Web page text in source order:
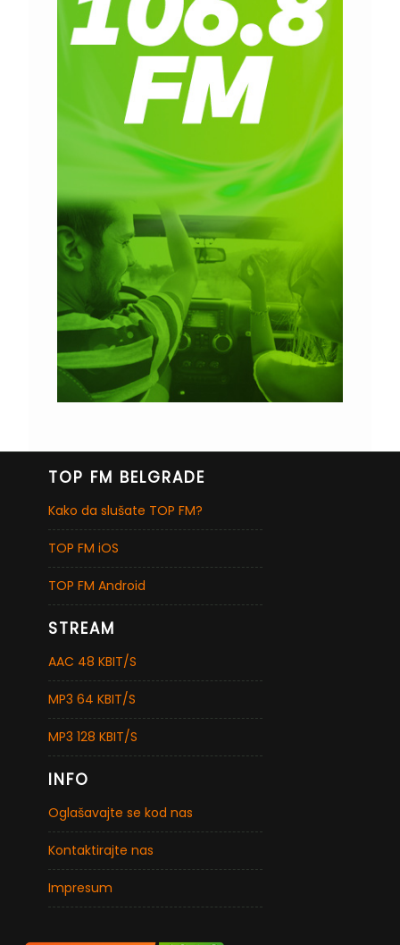
TOP FM BELGRADE
Kako da slušate TOP FM?
TOP FM iOS
TOP FM Android
STREAM
AAC 48 KBIT/S
MP3 64 KBIT/S
MP3 128 KBIT/S
INFO
Oglašavajte se kod nas
Kontaktirajte nas
Impresum